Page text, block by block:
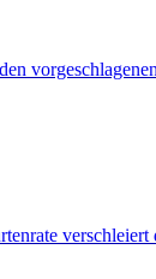
verschleiert